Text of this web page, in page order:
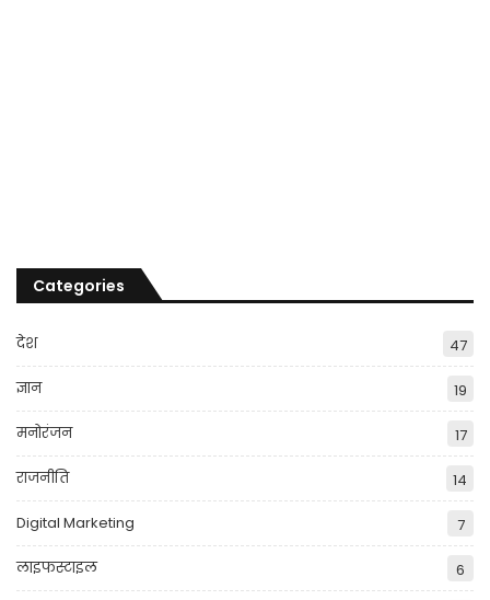
Categories
देश 47
ज्ञान 19
मनोरंजन 17
राजनीति 14
Digital Marketing 7
लाइफस्टाइल 6